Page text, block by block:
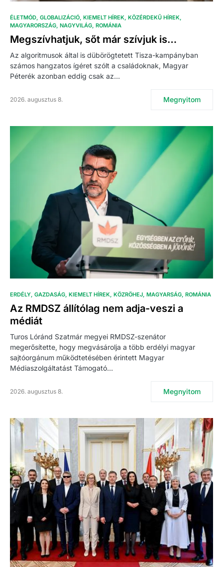
ÉLETMÓD GLOBALIZÁCIÓ KIEMELT HÍREK KÖZÉRDEKŰ HÍREK
MAGYARORSZÁG NAGYVILÁG ROMÁNIA
Megszívhatjuk, sőt már szívjuk is…
Az algoritmusok által is dübörögtetett Tisza-kampányban
számos hangzatos ígéret szólt a családoknak, Magyar
Péterék azonban eddig csak az…
2026. augusztus 8. Megnyitom
ERDÉLY GAZDASÁG KIEMELT HÍREK KÖZRÖHEJ MAGYARSÁG ROMÁNIA
Az RMDSZ állítólag nem adja-veszi a
médiát
Turos Lóránd Szatmár megyei RMDSZ-szenátor
megerősítette, hogy megvásárolja a több erdélyi magyar
sajtóorgánum működtetésében érintett Magyar
Médiaszolgáltatást Támogató…
2026. augusztus 8. Megnyitom